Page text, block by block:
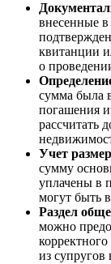
внесенные
квитанции
о
сумма была
погашения
рассчитать
Учет
сумму
уплачены в
могут быть
Раздел
можно
из супругов